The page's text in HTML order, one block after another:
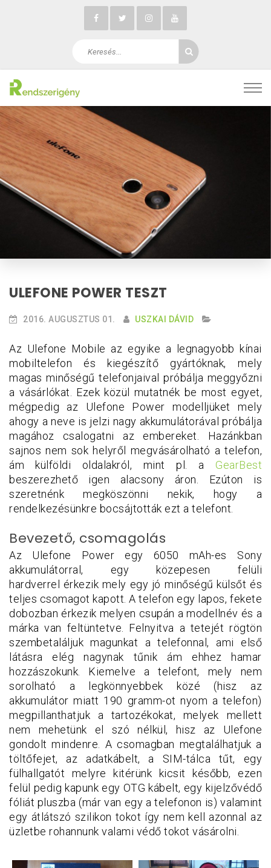
ULEFONE POWER TESZT
2016. AUGUSZTUS 01. USZKAI DÁVID
Az Ulefone Mobile az egyike a legnagyobb kínai
mobiltelefon és kiegészítő gyártóknak, mely
magas minőségű telefonjaival próbálja meggyőzni
a vásárlókat. Ezek közül mutatnék be most egyet,
mégpedig az Ulefone Power modelljüket mely
ahogy a neve is jelzi nagy akkumulátorával próbálja
magához csalogatni az embereket. Hazánkban
sajnos nem sok helyről megvásárolható a telefon,
ám külföldi oldalakról, mint pl. a GearBest
beszerezhető igen alacsony áron. Ezúton is
szeretnénk megköszönni nekik, hogy a
rendelkezésünkre bocsájtották ezt a telefont.
Bevezető, csomagolás
Az Ulefone Power egy 6050 mAh-es Sony
akkumulátorral, egy közepesen felüli
hardverrel érkezik mely egy jó minőségű külsőt és
teljes csomagot kapott. A telefon egy lapos, fekete
dobozban érkezik melyen csupán a modellnév és a
márka van feltüntetve. Felnyitva a tetejét rögtön
szembetaláljuk magunkat a telefonnal, ami első
látásra elég nagynak tűnik ám ehhez hamar
hozzászokunk. Kiemelve a telefont, mely nem
sorolható a legkönnyebbek közé (hisz az
akkumulátor miatt 190 gramm-ot nyom a telefon)
megpillanthatjuk a tartozékokat, melyek mellett
nem mehetünk el szó nélkül, hisz az Ulefone
gondolt mindenre. A csomagban megtalálhatjuk a
töltőfejet, az adatkábelt, a SIM-tálca tűt, egy
fülhallgatót melyre kitérünk kicsit később, ezen
felül pedig kapunk egy OTG kábelt, egy kijelzővédő
fóliát pluszba (már van egy a telefonon is) valamint
egy átlátszó szilikon tokot így nem kell azonnal az
üzletbe rohannunk valami védő tokot vásárolni.